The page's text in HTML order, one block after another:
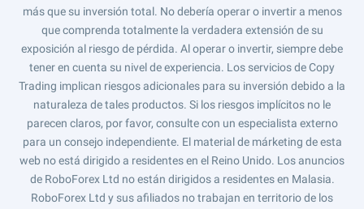
más que su inversión total. No debería operar o invertir a menos
que comprenda totalmente la verdadera extensión de su
exposición al riesgo de pérdida. Al operar o invertir, siempre debe
tener en cuenta su nivel de experiencia. Los servicios de Copy
Trading implican riesgos adicionales para su inversión debido a la
naturaleza de tales productos. Si los riesgos implícitos no le
parecen claros, por favor, consulte con un especialista externo
para un consejo independiente. El material de márketing de esta
web no está dirigido a residentes en el Reino Unido. Los anuncios
de RoboForex Ltd no están dirigidos a residentes en Malasia.
RoboForex Ltd y sus afiliados no trabajan en territorio de los